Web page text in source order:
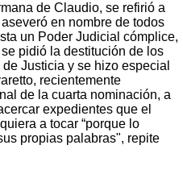
de Claudio, se refirió a
en nombre de todos
un Poder Judicial cómplice,
pidió la destitución de los
Justicia y se hizo especial
recientemente
de la cuarta nominación, a
expedientes que el
a tocar “porque lo
propias palabras", repite